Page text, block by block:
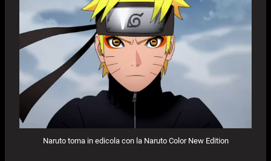
Naruto torna in edicola con la Naruto Color New Edition